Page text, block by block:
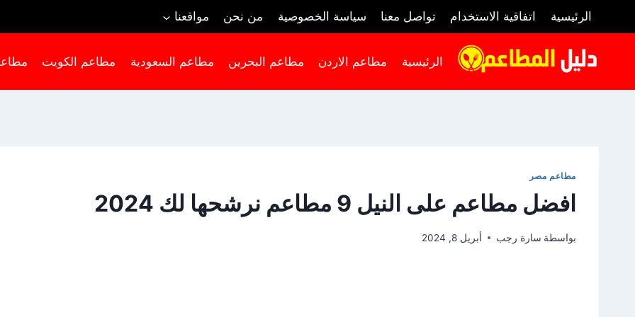
الرئيسية اتفاقية الاستخدام تواصل معنا سياسة الخصوصية من نحن مواقعنا
الرئيسية مطاعم الاردن مطاعم البحرين مطاعم السعودية مطاعم الكويت
مطاعم مصر
افضل مطاعم على النيل 9 مطاعم نرشحها لك 2024
بواسطة سارة رجب أبريل 8, 2024